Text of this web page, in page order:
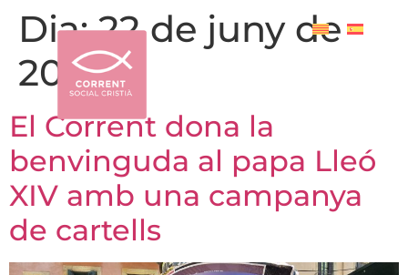
Dia:22 de juny de
2026
El Corrent dona la
benvinguda al papa Lleó
XIV amb una campanya
de cartells